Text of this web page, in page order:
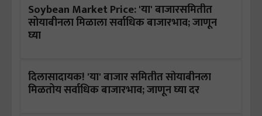
Soybean Market Price: 'या' बाजारसमितीत
सोयाबीनला मिळाला सर्वाधिक बाजारभाव; जाणून
घ्या
दिलासादायक! 'या' बाजार समितीत सोयाबीनला
मिळतोय सर्वाधिक बाजारभाव; जाणून घ्या दर